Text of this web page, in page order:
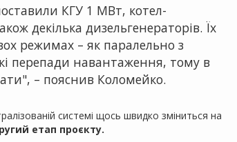
КГУ 1 МВт, котел-
декілька дизельгенераторів. Їх
режимах – як паралельно з
перепади навантаження, тому в
– пояснив Коломейко.
системі щось швидко зміниться на
етап проєкту.